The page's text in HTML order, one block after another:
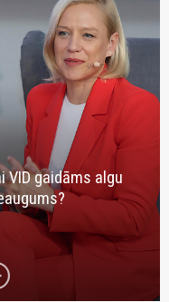
VID gaidāms algu